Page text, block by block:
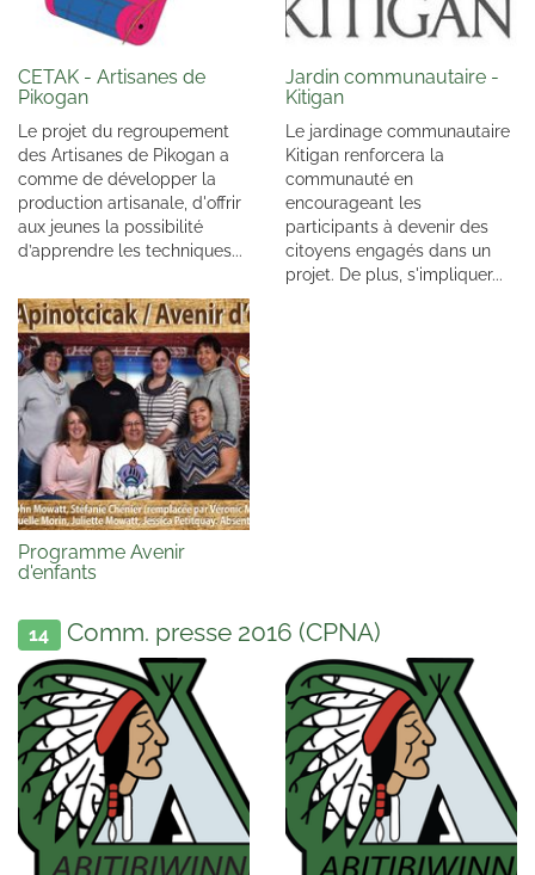
CETAK - Artisanes de
Pikogan
Le projet du regroupement
des Artisanes de Pikogan a
comme de développer la
production artisanale, d'offrir
aux jeunes la possibilité
d’apprendre les techniques...
Jardin communautaire -
Kitigan
Le jardinage communautaire
Kitigan renforcera la
communauté en
encourageant les
participants à devenir des
citoyens engagés dans un
projet. De plus, s'impliquer...
Programme Avenir
d'enfants
14 Comm. presse 2016 (CPNA)